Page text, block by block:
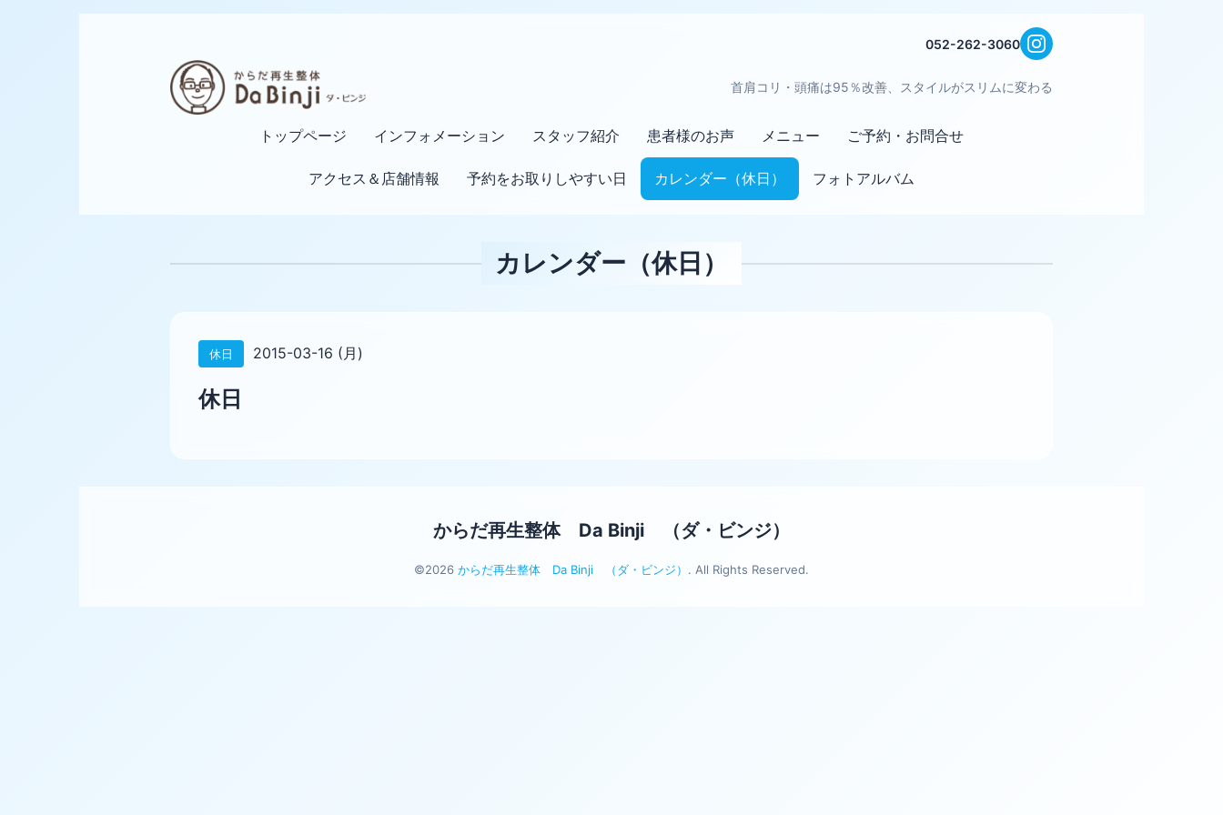
052-262-3060
首肩コリ・頭痛は95％改善、スタイルがスリムに変わる
トップページ インフォメーション スタッフ紹介 患者様のお声 メニュー ご予約・お問合せ
アクセス＆店舗情報 予約をお取りしやすい日 カレンダー（休日） フォトアルバム
カレンダー（休日）
休日 2015-03-16 (月)
休日
からだ再生整体 Da Binji （ダ・ビンジ）
©2026 からだ再生整体 Da Binji （ダ・ビンジ） . All Rights Reserved.